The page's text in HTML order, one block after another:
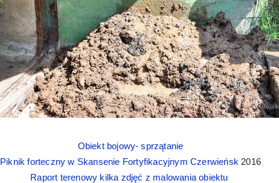
Obiekt bojowy- sprzątanie
Piknik forteczny w Skansenie Fortyfikacyjnym Czerwieńsk 2016
Raport terenowy kilka zdjęć z malowania obiektu